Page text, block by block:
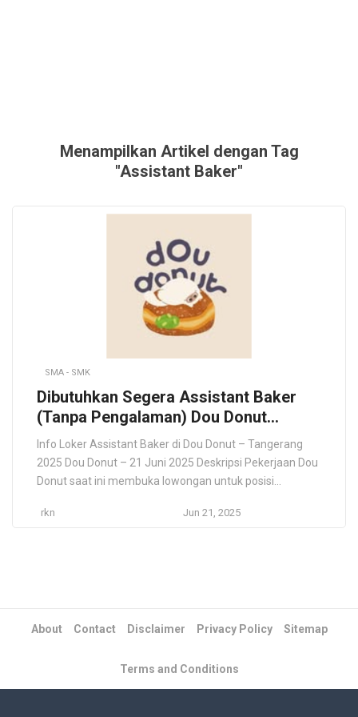
Menampilkan Artikel dengan Tag
"Assistant Baker"
SMA - SMK
Dibutuhkan Segera Assistant Baker
(Tanpa Pengalaman) Dou Donut
Daerah Tangerang
Info Loker Assistant Baker di Dou Donut – Tangerang
2025 Dou Donut – 21 Juni 2025 Deskripsi Pekerjaan Dou
Donut saat ini membuka lowongan untuk posisi
Tangerang. Posisi ini terbuka untuk fresh graduate atau
rkn Jun 21, 2025
About Contact Disclaimer Privacy Policy Sitemap
Terms and Conditions